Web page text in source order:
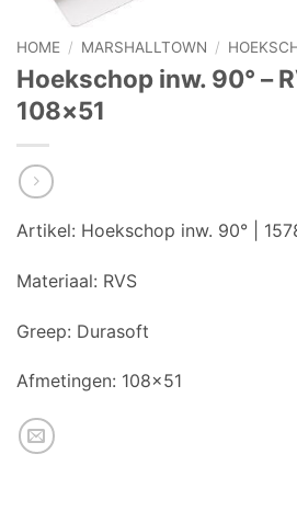
HOME / MARSHALLTOWN /
Hoekschop inw. 90° –
108×51
Artikel: Hoekschop inw. 90° |
Materiaal: RVS
Greep: Durasoft
Afmetingen: 108×51